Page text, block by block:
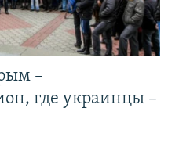
–
где украинцы –